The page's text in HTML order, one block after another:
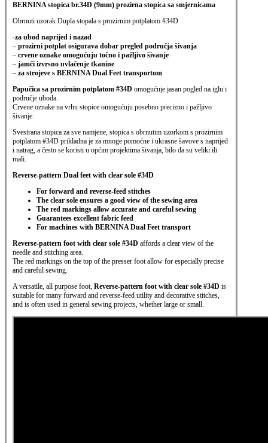
BERNINA stopica br.34D (9mm) prozirna stopica sa smjernicama
Obrnuti uzorak Dupla stopala s prozirnim potplatom #34D
-za ubod naprijed i nazad
– prozirni potplat osigurava dobar pregled područja šivanja
– crvene oznake omogućuju točno i pažljivo šivanje
– jamči izvrsno uvlačenje tkanine
– za strojeve s BERNINA Dual Feet transportom
Papučica sa prozirnim potplatom #34D omogućuje jasan pogled na iglu i
područje uboda.
Crvene oznake na vrhu stopice omogućuju posebno precizno i pažljivo
šivanje.
Svestrana stopica za sve namjene, stopica s obrnutim uzorkom s prozirnim
potplatom #34D prikladna je za mnoge pomoćne i ukrasne šavove s naprijed
i natrag, a često se koristi u općim projektima šivanja, bilo da su veliki ili
mali.
Reverse-pattern Dual feet with clear sole #34D
For forward and reverse-feed stitches
The clear sole ensures a good view of the sewing area
The red markings allow accurate and careful sewing
Guarantees excellent fabric feed
For machines with BERNINA Dual Feet transport
Reverse-pattern foot with clear sole #34D affords a clear view of the
needle and stitching area.
The red markings on the top of the presser foot allow for especially precise
and careful sewing.
A versatile, all purpose foot, Reverse-pattern foot with clear sole #34D is
suitable for many forward and reverse-feed utility and decorative stitches,
and is often used in general sewing projects, whether large or small.